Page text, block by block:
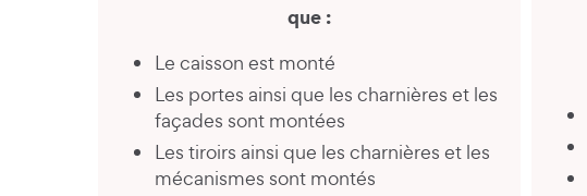
que :
Le caisson est monté
Les portes ainsi que les charnières et les
façades sont montées
Les tiroirs ainsi que les charnières et les
mécanismes sont montés